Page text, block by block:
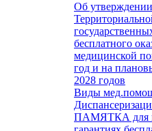
Об утверждении
бесплатного
медицинской
год и на
2028 годов
Виды
ПАМЯТКА для